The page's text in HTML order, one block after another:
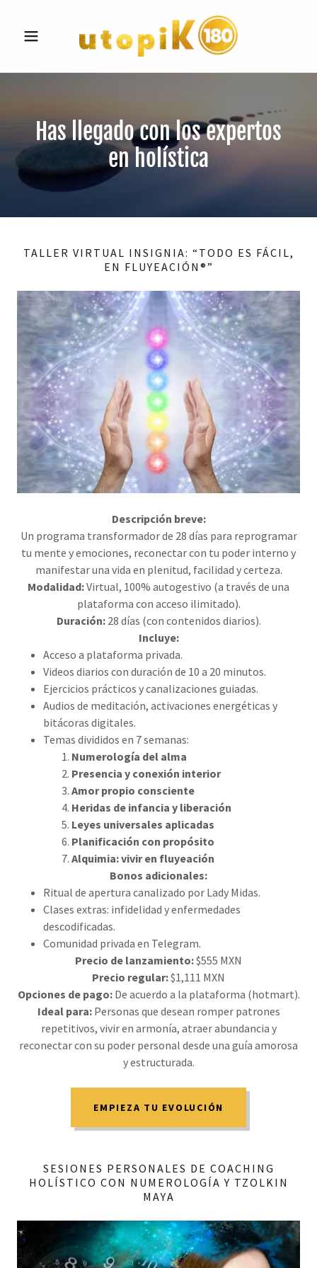
Has llegado con los expertos
en holística
TALLER VIRTUAL INSIGNIA: “TODO ES FÁCIL,
EN FLUYEACIÓN®”
Descripción breve:
Un programa transformador de 28 días para reprogramar
tu mente y emociones, reconectar con tu poder interno y
manifestar una vida en plenitud, facilidad y certeza.
Modalidad:Virtual, 100% autogestivo (a través de una
plataforma con acceso ilimitado).
Duración:28 días (con contenidos diarios).
Incluye:
Acceso a plataforma privada.
Videos diarios con duración de 10 a 20 minutos.
Ejercicios prácticos y canalizaciones guiadas.
Audios de meditación, activaciones energéticas y
bitácoras digitales.
Temas divididos en 7 semanas:
Numerología del alma
Presencia y conexión interior
Amor propio consciente
Heridas de infancia y liberación
Leyes universales aplicadas
Planificación con propósito
Alquimia: vivir en fluyeación
Bonos adicionales:
Ritual de apertura canalizado por Lady Midas.
Clases extras: infidelidad y enfermedades
descodificadas.
Comunidad privada en Telegram.
Precio de lanzamiento:$555 MXN
Precio regular:$1,111 MXN
Opciones de pago:De acuerdo a la plataforma (hotmart).
Ideal para:Personas que desean romper patrones
repetitivos, vivir en armonía, atraer abundancia y
reconectar con su poder personal desde una guía amorosa
y estructurada.
EMPIEZA TU EVOLUCIÓN
SESIONES PERSONALES DE COACHING
HOLÍSTICO CON NUMEROLOGÍA Y TZOLKIN
MAYA